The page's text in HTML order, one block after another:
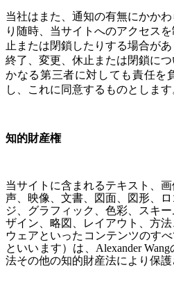
当社はまた、通知の有無にかか
り随時、当サイトへのアクセス
止または閉鎖したりする場合が
終了、変更、休止または閉鎖に
かなる第三者に対しても責任を
し、これに同意するものとします
知的財産権
当サイトに含まれるテキスト、
声、映像、文書、図面、図形、
ジ、グラフィック、色彩、スキ
ザイン、略図、レイアウト、方
ウェアといったコンテンツのす
といいます）は、Alexander
法その他の知的財産法により保護